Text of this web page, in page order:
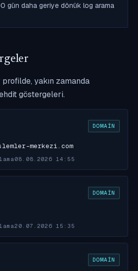
gün daha geriye dönük log arama
yakın zamanda
göstergeleri.
DOMAIN
merkezi.com
08.08.2026 14:55
DOMAIN
20.07.2026 15:35
DOMAIN